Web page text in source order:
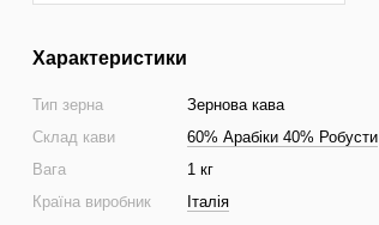
Характеристики
Тип зерна
Зернова кава
Склад кави
60% Арабіки 40% Робусти
Вага
1 кг
Країна виробник
Італія